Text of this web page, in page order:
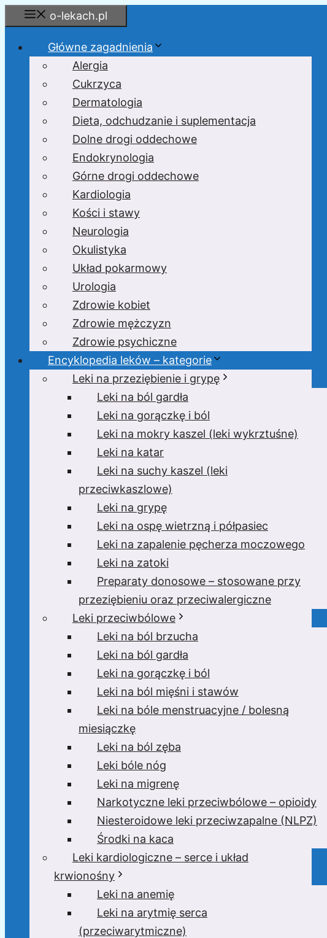
Przejdź
do
o-lekach.pl
Główne zagadnienia
Alergia
Cukrzyca
Dermatologia
Dieta, odchudzanie i suplementacja
Dolne drogi oddechowe
Endokrynologia
Górne drogi oddechowe
Kardiologia
Kości i stawy
Neurologia
Okulistyka
Układ pokarmowy
Urologia
Zdrowie kobiet
Zdrowie mężczyzn
Zdrowie psychiczne
Encyklopedia leków – kategorie
Leki na przeziębienie i grypę
Leki na ból gardła
Leki na gorączkę i ból
Leki na mokry kaszel (leki wykrztuśne)
Leki na katar
Leki na suchy kaszel (leki
przeciwkaszlowe)
Leki na grypę
Leki na ospę wietrzną i półpasiec
Leki na zapalenie pęcherza moczowego
Leki na zatoki
Preparaty donosowe – stosowane przy
przeziębieniu oraz przeciwalergiczne
Leki przeciwbólowe
Leki na ból brzucha
Leki na ból gardła
Leki na gorączkę i ból
Leki na ból mięśni i stawów
Leki na bóle menstruacyjne / bolesną
miesiączkę
Leki na ból zęba
Leki bóle nóg
Leki na migrenę
Narkotyczne leki przeciwbólowe – opioidy
Niesteroidowe leki przeciwzapalne (NLPZ)
Środki na kaca
Leki kardiologiczne – serce i układ
krwionośny
Leki na anemię
Leki na arytmię serca
(przeciwarytmiczne)